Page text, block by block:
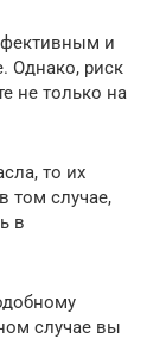
и
Однако, риск
не только на
то их
том случае,
в
случае вы